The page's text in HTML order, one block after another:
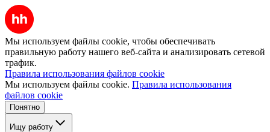
Мы используем файлы cookie, чтобы обеспечивать
правильную работу нашего веб-сайта и анализировать сетевой
трафик.
Правила использования файлов cookie
Мы используем файлы cookie. Правила использования
файлов cookie
Понятно
Ищу работу